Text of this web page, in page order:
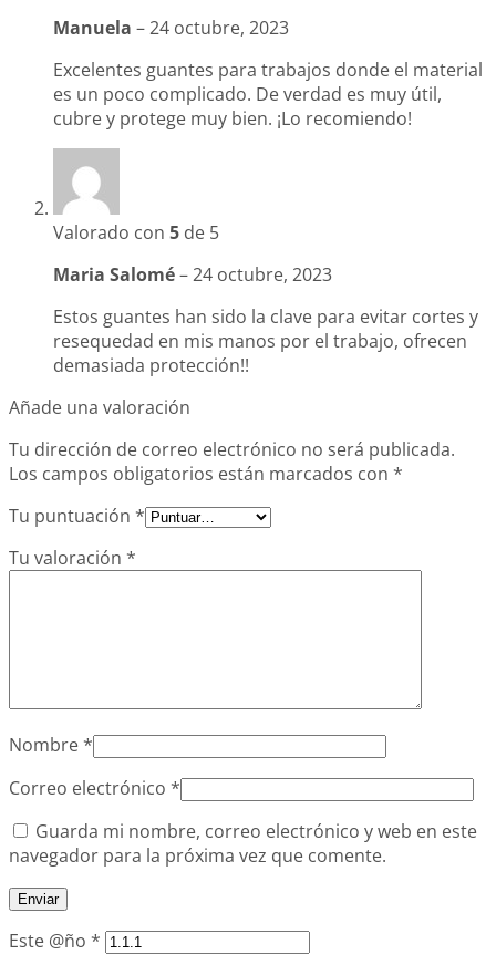
Manuela –24 octubre, 2023
Excelentes guantes para trabajos donde el material
es un poco complicado. De verdad es muy útil,
cubre y protege muy bien. ¡Lo recomiendo!
Valorado con 5 de 5
Maria Salomé–24 octubre, 2023
Estos guantes han sido la clave para evitar cortes y
resequedad en mis manos por el trabajo, ofrecen
demasiada protección!!
Añade una valoración
Tu dirección de correo electrónico no será publicada.
Los campos obligatorios están marcados con *
Tu puntuación *
Tu valoración *
Nombre *
Correo electrónico *
Guarda mi nombre, correo electrónico y web en este
navegador para la próxima vez que comente.
Este @ño *